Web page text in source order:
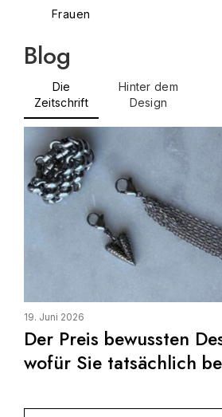
Frauen
Herren
Blog
Die
Zeitschrift
Hinter dem
Design
19. Juni 2026
Der Preis bewussten
wofür Sie tatsächlich